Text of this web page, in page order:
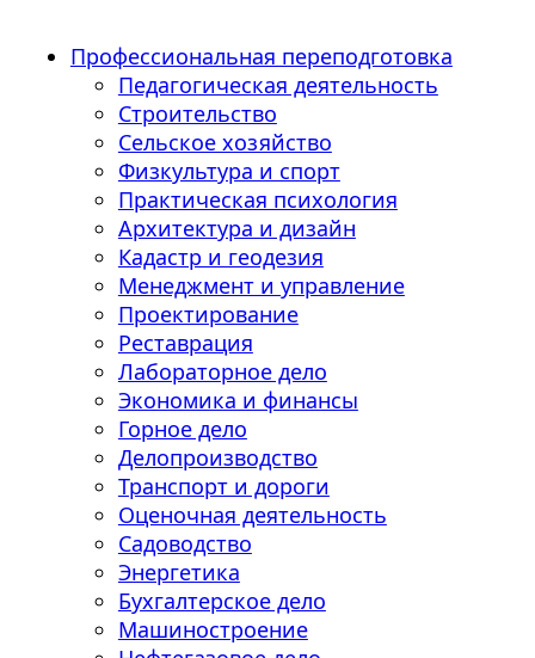
Профессиональная переподготовка
Педагогическая деятельность
Строительство
Сельское хозяйство
Физкультура и спорт
Практическая психология
Архитектура и дизайн
Кадастр и геодезия
Менеджмент и управление
Проектирование
Реставрация
Лабораторное дело
Экономика и финансы
Горное дело
Делопроизводство
Транспорт и дороги
Оценочная деятельность
Садоводство
Энергетика
Бухгалтерское дело
Машиностроение